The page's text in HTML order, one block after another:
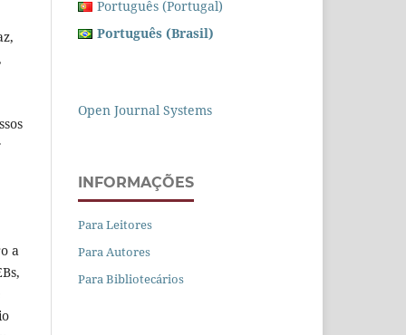
a
Português (Portugal)
Português (Brasil)
Open Journal Systems
INFORMAÇÕES
Para Leitores
Para Autores
Para Bibliotecários